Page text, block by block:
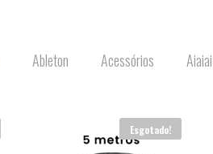
Ableton Acessórios Aiaiai
Esgotado!